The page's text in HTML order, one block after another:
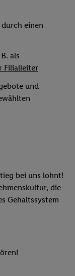
einen
als
Filialleiter
und
bei uns lohnt!
die
Gehaltssystem